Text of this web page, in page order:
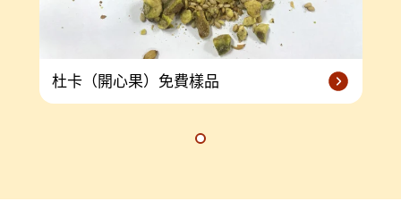
杜卡（開心果）免費樣品